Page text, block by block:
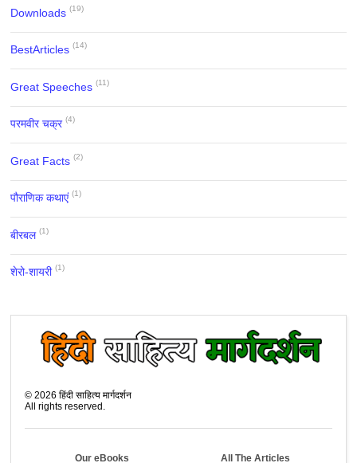
Downloads (19)
BestArticles (14)
Great Speeches (11)
परमवीर चक्र (4)
Great Facts (2)
पौराणिक कथाएं (1)
बीरबल (1)
शेरो-शायरी (1)
©2026 हिंदी साहित्य मार्गदर्शन
All rights reserved.
Our eBooks All The Articles